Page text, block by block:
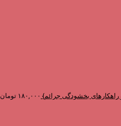
و راهکارهای بخشودگی جرائم} ۱۸۰,۰۰۰ تومان